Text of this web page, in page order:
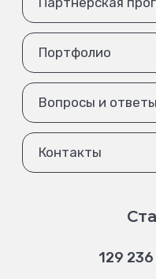
Портфолио
Вопросы и ответы
Контакты
129 236